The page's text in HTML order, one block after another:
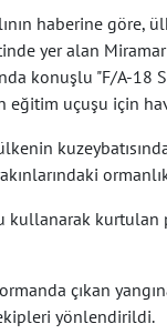
haberine göre,
yer alan
konuşlu "F/A-18
eğitim uçuşu için
kullanarak kurtulan
çıkan
yönlendirildi.